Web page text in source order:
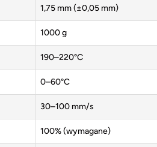
1,75 mm (±0,05 mm)
1000 g
190–220°C
0–60°C
30–100 mm/s
100% (wymagane)